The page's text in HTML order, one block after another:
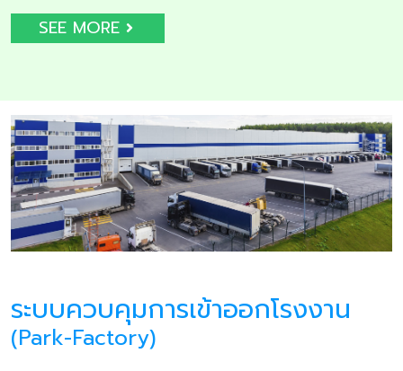
SEE MORE
ระบบควบคุมการเข้าออกโรงงาน
(Park-Factory)